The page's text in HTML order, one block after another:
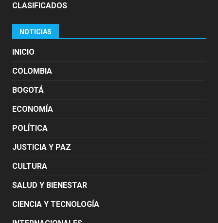
CLASIFICADOS
NOTICIAS
INICIO
COLOMBIA
BOGOTÁ
ECONOMÍA
POLÍTICA
JUSTICIA Y PAZ
CULTURA
SALUD Y BIENESTAR
CIENCIA Y TECNOLOGÍA